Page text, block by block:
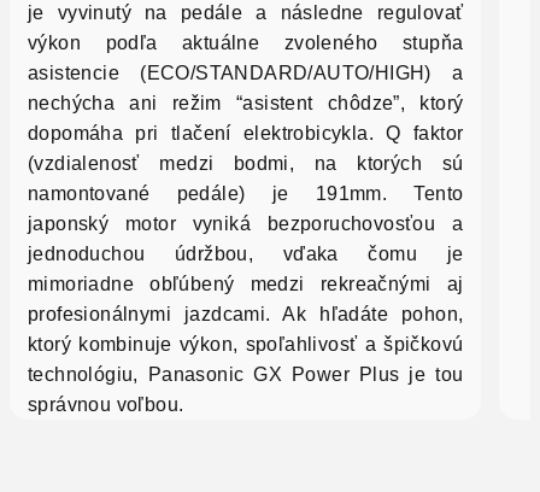
je vyvinutý na pedále a následne regulovať
výkon podľa aktuálne zvoleného stupňa
asistencie (ECO/STANDARD/AUTO/HIGH) a
nechýcha ani režim “asistent chôdze”, ktorý
dopomáha pri tlačení elektrobicykla. Q faktor
(vzdialenosť medzi bodmi, na ktorých sú
namontované pedále) je 191mm. Tento
japonský motor vyniká bezporuchovosťou a
jednoduchou údržbou, vďaka čomu je
mimoriadne obľúbený medzi rekreačnými aj
profesionálnymi jazdcami. Ak hľadáte pohon,
ktorý kombinuje výkon, spoľahlivosť a špičkovú
technológiu, Panasonic GX Power Plus je tou
správnou voľbou.